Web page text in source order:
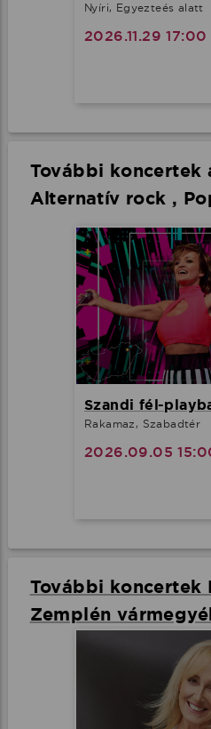
Nyíri, Egyezteés alatt
2026.11.29 17:00
További koncertek
Alternatív rock ,
Szandi fél-
Rakamaz, Szabadtér
2026.09.05
További koncertek
Zemplén